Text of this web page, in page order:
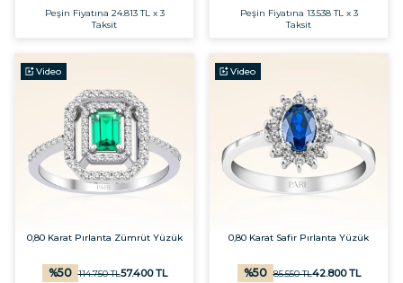
Peşin Fiyatına 24.813 TL x 3
Taksit
Peşin Fiyatına 13.538 TL x 3
Taksit
Video
0,80 Karat Pırlanta Zümrüt Yüzük
%50 114.750TL57.400TL
Video
0,80 Karat Safir Pırlanta Yüzük
%50 85.550TL42.800TL